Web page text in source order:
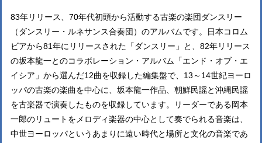
83年リリース、70年代初頭から活動する古楽の楽団ダンスリー
（ダンスリー・ルネサンス合奏団）のアルバムです。日本コロム
ビアから81年にリリースされた「ダンスリー」と、82年リリース
の坂本龍一とのコラボレーション・アルバム「エンド・オブ・エ
イシア」から選んだ12曲を収録した編集盤で、13～14世紀ヨーロ
ッパの古楽の楽曲を中心に、坂本龍一作品、朝鮮民謡と沖縄民謡
を古楽器で演奏したものを収録しています。リーダーである岡本
一郎のリュートをメロディ楽器の中心として奏でられる音楽は、
中世ヨーロッパというあまりに遠い時代と場所と文化の音楽であ